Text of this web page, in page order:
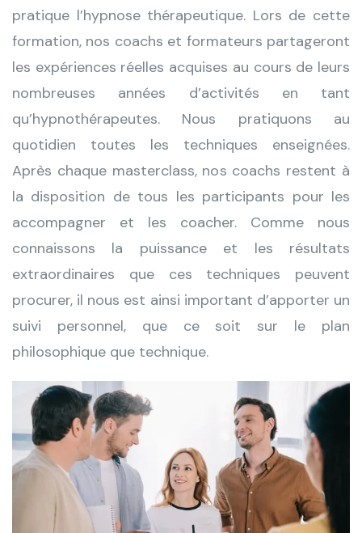
pratique l’hypnose thérapeutique. Lors de cette
formation, nos coachs et formateurs partageront
les expériences réelles acquises au cours de leurs
nombreuses années d’activités en tant
qu’hypnothérapeutes. Nous pratiquons au
quotidien toutes les techniques enseignées.
Après chaque masterclass, nos coachs restent à
la disposition de tous les participants pour les
accompagner et les coacher. Comme nous
connaissons la puissance et les résultats
extraordinaires que ces techniques peuvent
procurer, il nous est ainsi important d’apporter un
suivi personnel, que ce soit sur le plan
philosophique que technique.